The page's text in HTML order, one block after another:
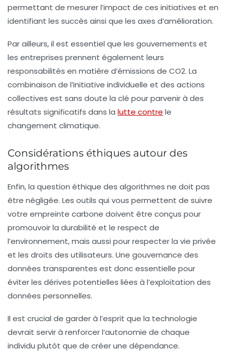
permettant de mesurer l’impact de ces initiatives et en
identifiant les succès ainsi que les axes d’amélioration.
Par ailleurs, il est essentiel que les gouvernements et
les entreprises prennent également leurs
responsabilités en matière d’émissions de CO2. La
combinaison de l’initiative individuelle et des actions
collectives est sans doute la clé pour parvenir à des
résultats significatifs dans la lutte contre le
changement climatique.
Considérations éthiques autour des
algorithmes
Enfin, la question éthique des algorithmes ne doit pas
être négligée. Les outils qui vous permettent de suivre
votre empreinte carbone doivent être conçus pour
promouvoir la durabilité et le respect de
l’environnement, mais aussi pour respecter la vie privée
et les droits des utilisateurs. Une gouvernance des
données transparentes est donc essentielle pour
éviter les dérives potentielles liées à l’exploitation des
données personnelles.
Il est crucial de garder à l’esprit que la technologie
devrait servir à renforcer l’autonomie de chaque
individu plutôt que de créer une dépendance.